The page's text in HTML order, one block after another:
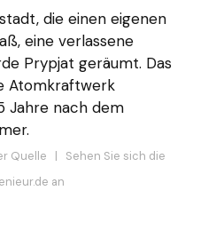
die einen eigenen
eine verlassene
Prypjat geräumt. Das
Atomkraftwerk
Jahre nach dem
Quelle | Sehen Sie sich die
an